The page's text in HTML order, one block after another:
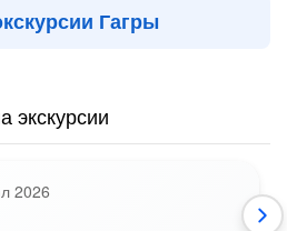
Гагры
экскурсии
2026